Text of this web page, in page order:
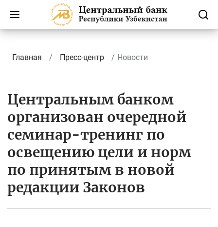
Главная Пресс-центр Новости
Центральным банком
организован очередной
семинар-тренинг по
освещению цели и норм
по принятым в новой
редакции Законов